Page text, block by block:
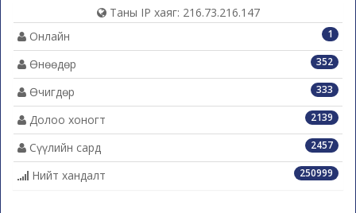
Таны IP хаяг: 216.73.216.147
1
Онлайн
352
Өнөөдөр
333
Өчигдөр
2139
Долоо хоногт
2457
Сүүлийн сард
250999
Нийт хандалт